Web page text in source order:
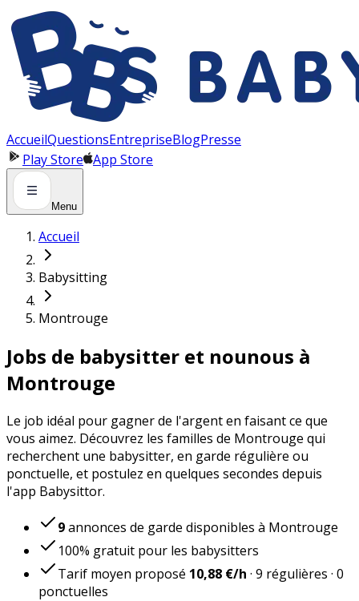
AccueilQuestionsEntrepriseBlogPresse
Play Store App Store
Menu
Accueil
Babysitting
Montrouge
Jobs de babysitter et nounous à
Montrouge
Le job idéal pour gagner de l'argent en faisant ce que
vous aimez. Découvrez les familles de Montrouge qui
recherchent une babysitter, en garde régulière ou
ponctuelle, et postulez en quelques secondes depuis
l'app Babysittor.
9annonces de garde disponibles à Montrouge
100% gratuit pour les babysitters
Tarif moyen proposé 10,88 €/h · 9 régulières · 0
ponctuelles
Panneau de gestion des cookies